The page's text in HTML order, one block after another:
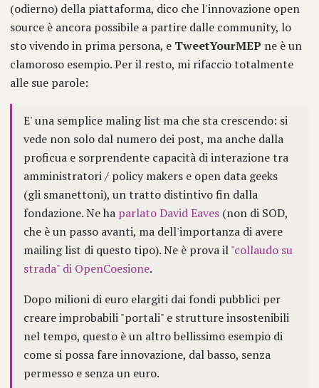
(odierno) della piattaforma, dico che l'innovazione open
source è ancora possibile a partire dalle community, lo
sto vivendo in prima persona, e TweetYourMEP ne è un
clamoroso esempio. Per il resto, mi rifaccio totalmente
alle sue parole:
E' una semplice maling list ma che sta crescendo: si
vede non solo dal numero dei post, ma anche dalla
proficua e sorprendente capacità di interazione tra
amministratori / policy makers e open data geeks
(gli smanettoni), un tratto distintivo fin dalla
fondazione. Ne ha parlato David Eaves (non di SOD,
che è un passo avanti, ma dell'importanza di avere
mailing list di questo tipo). Ne è prova il"collaudo su
strada" di OpenCoesione.
Dopo milioni di euro elargiti dai fondi pubblici per
creare improbabili "portali" e strutture insostenibili
nel tempo, questo è un altro bellissimo esempio di
come si possa fare innovazione, dal basso, senza
permesso e senza un euro.